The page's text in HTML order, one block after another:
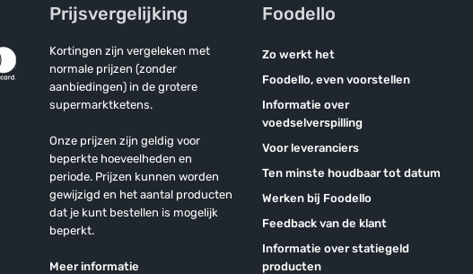
Prijsvergelijking
Kortingen zijn vergeleken met
normale prijzen (zonder
aanbiedingen) in de grotere
supermarktketens.
Onze prijzen zijn geldig voor
beperkte hoeveelheden en
periode. Prijzen kunnen worden
gewijzigd en het aantal producten
dat je kunt bestellen is mogelijk
beperkt.
Meer informatie
Foodello
Zo werkt het
Foodello, even voorstellen
Informatie over
voedselverspilling
Voor leveranciers
Ten minste houdbaar tot datum
Werken bij Foodello
Feedback van de klant
Informatie over statiegeld
producten